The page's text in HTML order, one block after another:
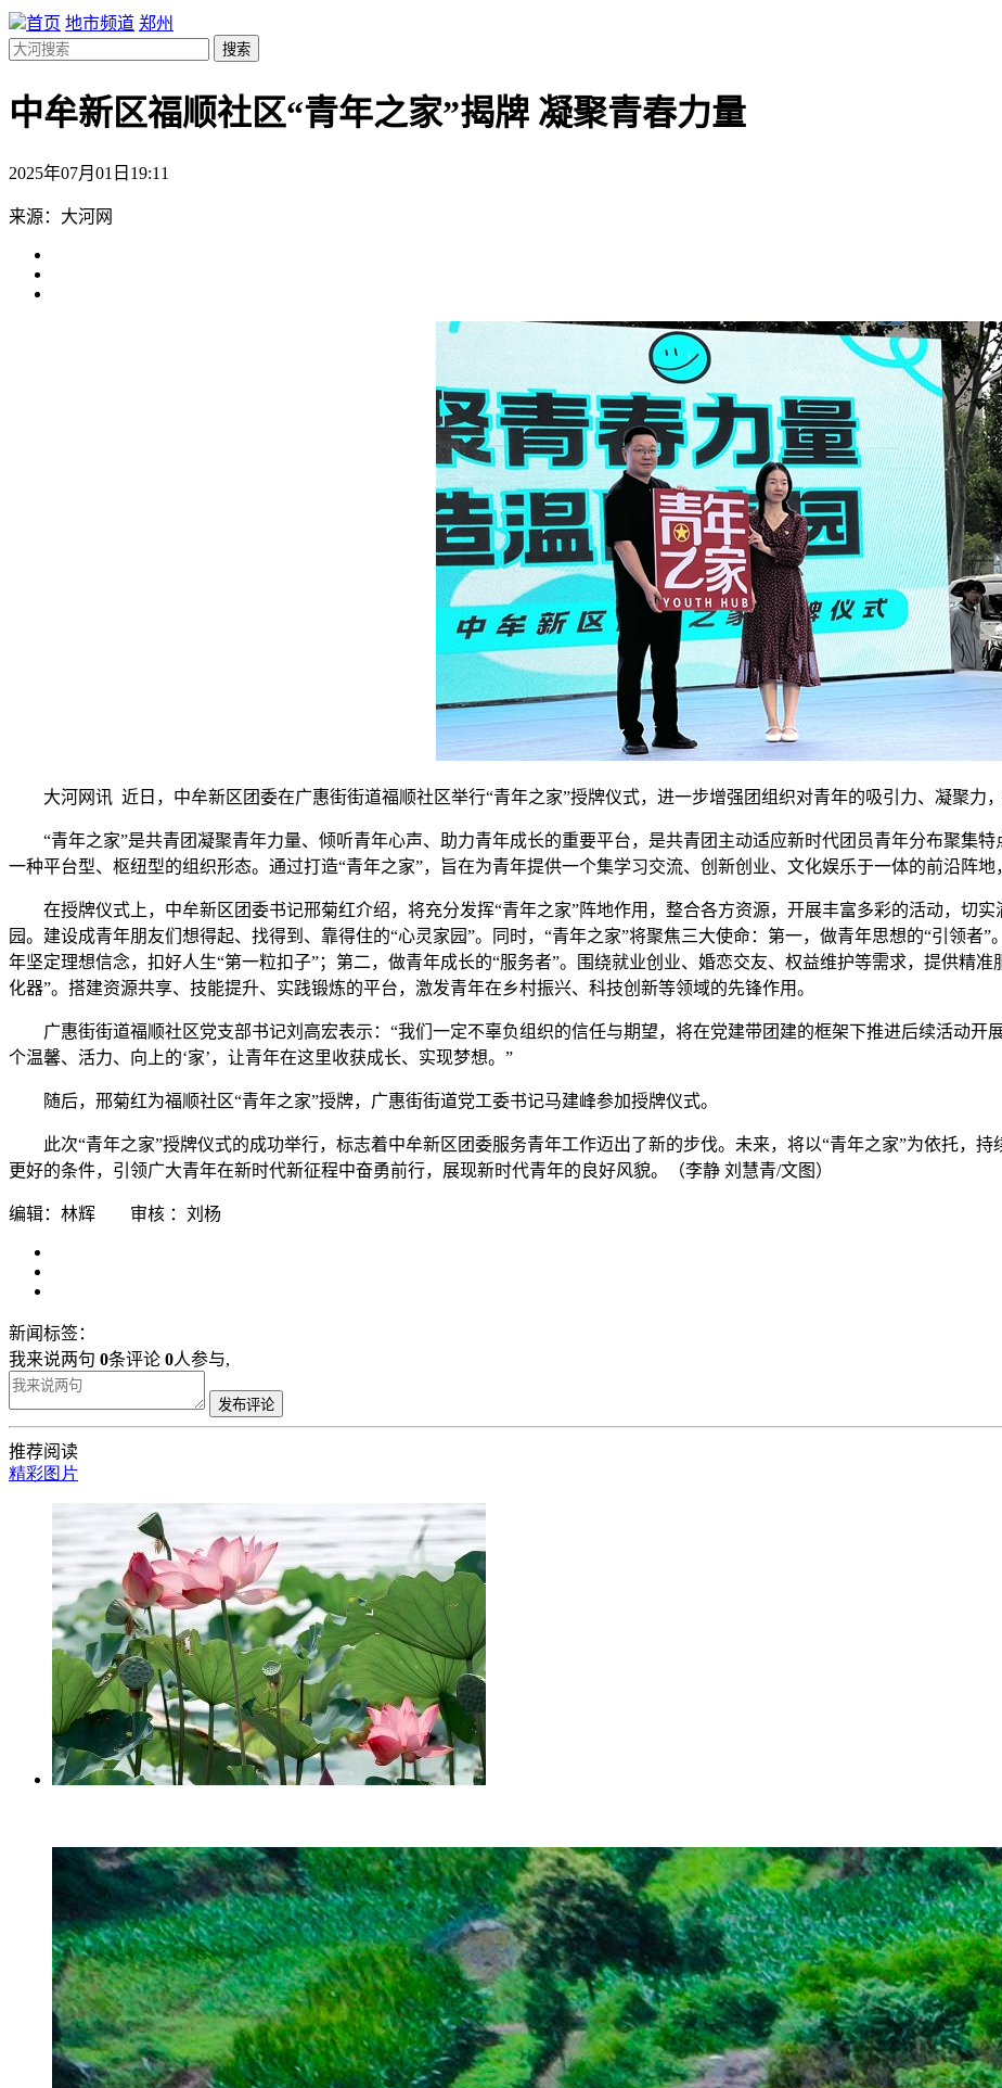
首页 地市频道 郑州
搜索
中牟新区福顺社区“青年之家”揭牌 凝聚青春力量
2025年07月01日19:11
来源：大河网
大河网讯 近日，中牟新区团委在广惠街街道福顺社区举行“青年之家”授牌仪式，进一步增强团组织对青年的吸引力、凝聚力
“青年之家”是共青团凝聚青年力量、倾听青年心声、助力青年成长的重要平台，是共青团主动适应新时代团员青年分布聚集
一种平台型、枢纽型的组织形态。通过打造“青年之家”，旨在为青年提供一个集学习交流、创新创业、文化娱乐于一体的前沿阵
在授牌仪式上，中牟新区团委书记邢菊红介绍，将充分发挥“青年之家”阵地作用，整合各方资源，开展丰富多彩的活动，切
园。建设成青年朋友们想得起、找得到、靠得住的“心灵家园”。同时，“青年之家”将聚焦三大使命：第一，做青年思想的“引领者
年坚定理想信念，扣好人生“第一粒扣子”；第二，做青年成长的“服务者”。围绕就业创业、婚恋交友、权益维护等需求，提供精
化器”。搭建资源共享、技能提升、实践锻炼的平台，激发青年在乡村振兴、科技创新等领域的先锋作用。
广惠街街道福顺社区党支部书记刘高宏表示：“我们一定不辜负组织的信任与期望，将在党建带团建的框架下推进后续活动
个温馨、活力、向上的‘家’，让青年在这里收获成长、实现梦想。”
随后，邢菊红为福顺社区“青年之家”授牌，广惠街街道党工委书记马建峰参加授牌仪式。
此次“青年之家”授牌仪式的成功举行，标志着中牟新区团委服务青年工作迈出了新的步伐。未来，将以“青年之家”为依托，
更好的条件，引领广大青年在新时代新征程中奋勇前行，展现新时代青年的良好风貌。（李静 刘慧青/文图）
编辑：林辉 审核 ：刘杨
新闻标签：
我来说两句 0条评论 0人参与,
发布评论
推荐阅读